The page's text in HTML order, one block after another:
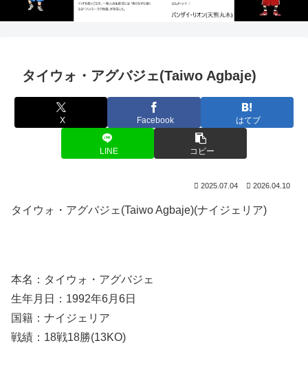
タイウォ・アグバジェ(Taiwo Agbaje)
X Facebook はてブ
LINE コピー
2025.07.04 2026.04.10
タイウォ・アグバジェ(Taiwo Agbaje)(ナイジェリア)
本名：タイウォ・アグバジェ
生年月日：1992年6月6日
国籍：ナイジェリア
戦績：18戦18勝(13KO)